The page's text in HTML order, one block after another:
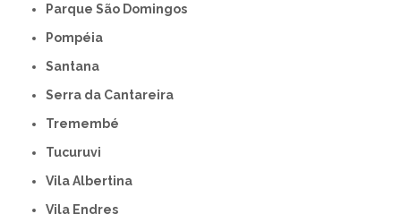
Parque São Domingos
Pompéia
Santana
Serra da Cantareira
Tremembé
Tucuruvi
Vila Albertina
Vila Endres